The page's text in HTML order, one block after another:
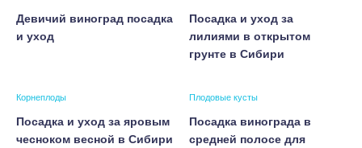
Девичий виноград посадка
и уход
Посадка и уход за
лилиями в открытом
грунте в Сибири
Корнеплоды
Посадка и уход за яровым
чесноком весной в Сибири
Плодовые кусты
Посадка винограда в
средней полосе для